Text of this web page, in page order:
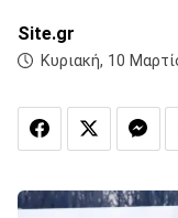
Site.gr
Κυριακή, 10